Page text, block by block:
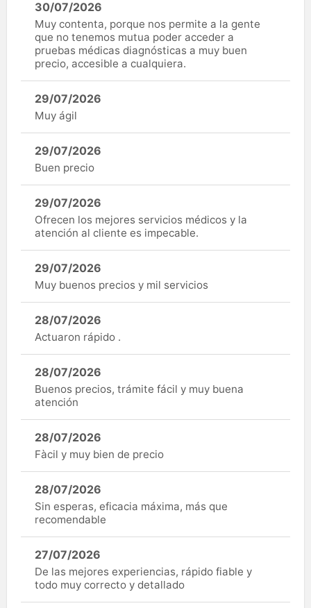
30/07/2026
Muy contenta, porque nos permite a la gente
que no tenemos mutua poder acceder a
pruebas médicas diagnósticas a muy buen
precio, accesible a cualquiera.
29/07/2026
Muy ágil
29/07/2026
Buen precio
29/07/2026
Ofrecen los mejores servicios médicos y la
atención al cliente es impecable.
29/07/2026
Muy buenos precios y mil servicios
28/07/2026
Actuaron rápido .
28/07/2026
Buenos precios, trámite fácil y muy buena
atención
28/07/2026
Fàcil y muy bien de precio
28/07/2026
Sin esperas, eficacia máxima, más que
recomendable
27/07/2026
De las mejores experiencias, rápido fiable y
todo muy correcto y detallado